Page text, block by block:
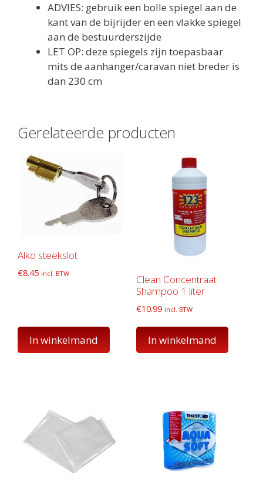
ADVIES: gebruik een bolle spiegel aan de
kant van de bijrijder en een vlakke spiegel
aan de bestuurderszijde
LET OP: deze spiegels zijn toepasbaar
mits de aanhanger/caravan niet breder is
dan 230 cm
Gerelateerde producten
Alko steekslot
€8.45 incl. BTW
In winkelmand
Clean Concentraat
Shampoo 1 liter
€10.99 incl. BTW
In winkelmand